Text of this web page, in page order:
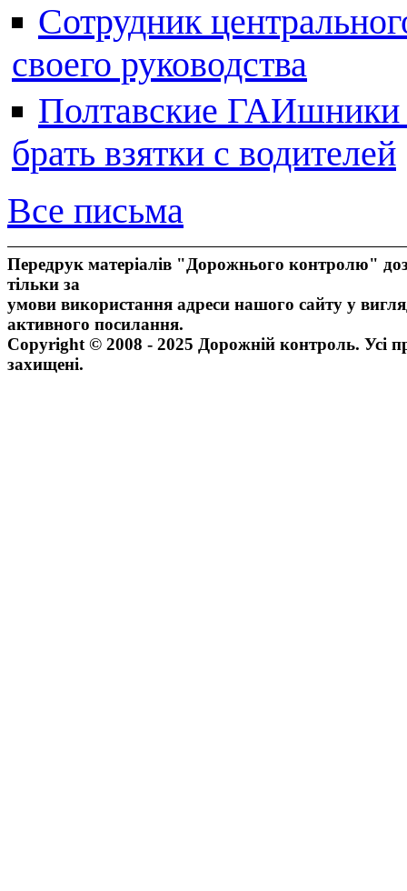
Сотрудник
своего руководства
Полтавские ГАИшники
брать взятки с водителей
Все письма
Передрук матеріалів "Дорожнього контролю"
тільки за
умови використання адреси нашого сайту у
активного посилання.
Copyright © 2008 - 2025 Дорожній контроль. Усі
захищені.